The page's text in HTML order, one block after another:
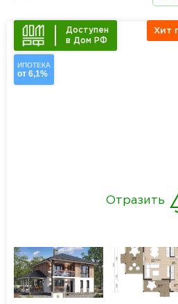
Доступен
в Дом РФ
ИПОТЕКА
от 6,1%
Хит
Отразить